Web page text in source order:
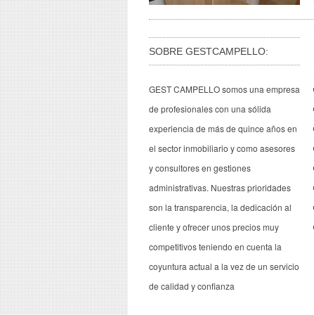
SOBRE GESTCAMPELLO:
GEST CAMPELLO somos una empresa
de profesionales con una sólida
experiencia de más de quince años en
el sector inmobiliario y como asesores
y consultores en gestiones
administrativas. Nuestras prioridades
son la transparencia, la dedicación al
cliente y ofrecer unos precios muy
competitivos teniendo en cuenta la
coyuntura actual a la vez de un servicio
de calidad y confianza